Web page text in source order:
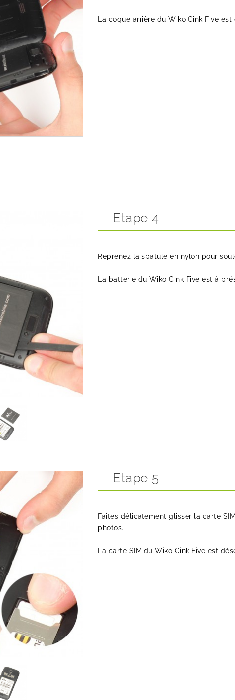
La coque arrière du Wiko Cink Five
Etape 4
Reprenez la spatule en nylon pour
La batterie du Wiko Cink Five est à
Etape 5
Faites délicatement glisser la carte
photos.
La carte SIM du Wiko Cink Five est